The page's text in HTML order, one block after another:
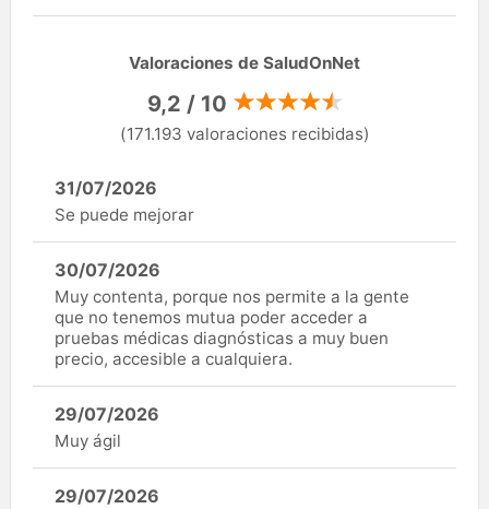
Valoraciones de SaludOnNet
9,2 / 10
(171.193 valoraciones recibidas)
31/07/2026
Se puede mejorar
30/07/2026
Muy contenta, porque nos permite a la gente
que no tenemos mutua poder acceder a
pruebas médicas diagnósticas a muy buen
precio, accesible a cualquiera.
29/07/2026
Muy ágil
29/07/2026